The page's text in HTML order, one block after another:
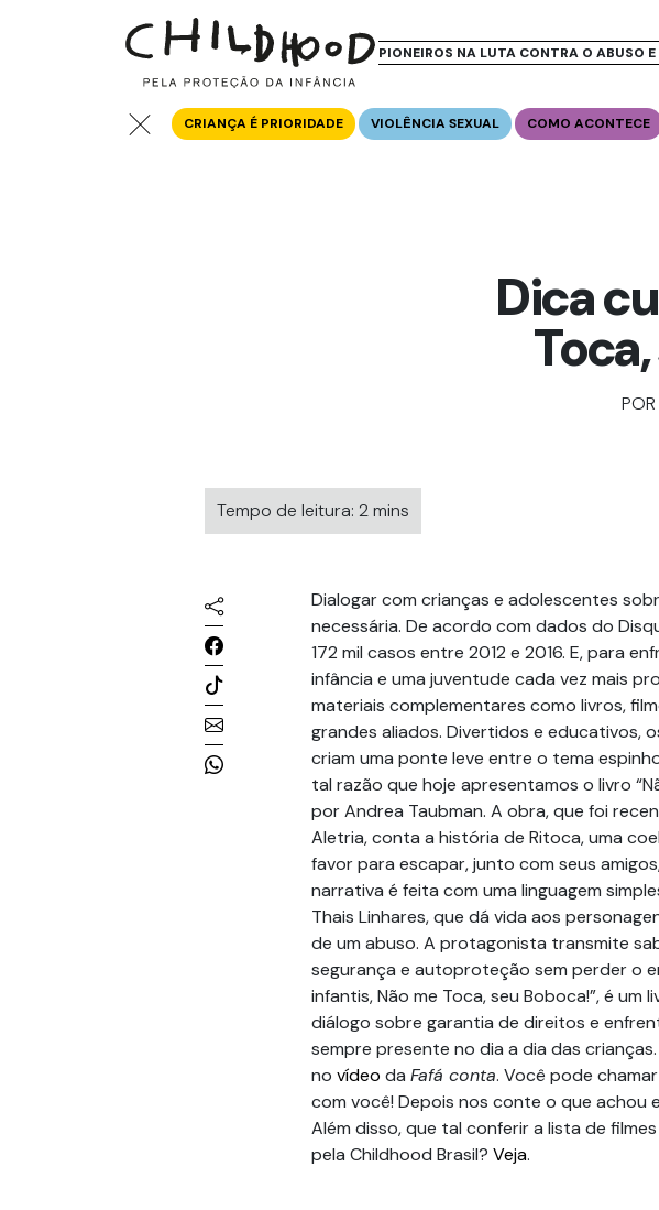
PIONEIROS NA LUTA CONTRA O ABUSO
CRIANÇA É PRIORIDADE VIOLÊNCIA SEXUAL COMO ACONTECE
Dica
Tempo de leitura: 2 mins
Dialogar com crianças e adolescentes
necessária. De acordo com dados do
172 mil casos entre 2012 e 2016. E, para
infância e uma juventude cada vez mais
materiais complementares como livros,
grandes aliados. Divertidos e educativos,
criam uma ponte leve entre o tema
tal razão que hoje apresentamos o livro
por Andrea Taubman. A obra, que foi
Aletria, conta a história de Ritoca, uma
favor para escapar, junto com seus
narrativa é feita com uma linguagem
Thais Linhares, que dá vida aos
de um abuso. A protagonista transmite
segurança e autoproteção sem perder o
infantis, Não me Toca, seu Boboca!”, é um
diálogo sobre garantia de direitos e
sempre presente no dia a dia das
no vídeo da Fafá conta. Você pode
com você! Depois nos conte o que achou
Além disso, que tal conferir a lista de
pela Childhood Brasil? Veja.